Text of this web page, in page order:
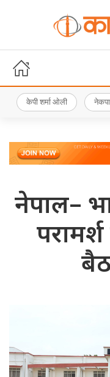
केपी शर्मा ओली
नेपाल–